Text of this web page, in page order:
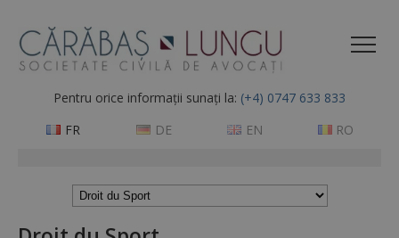
Pentru orice informații sunați la: (+4) 0747 633 833
FR
DE EN RO